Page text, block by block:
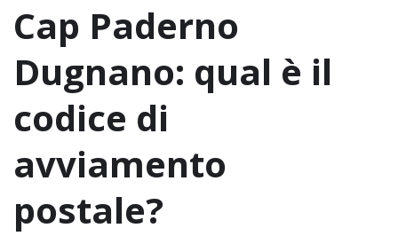
Cap Paderno
Dugnano: qual è il
codice di
avviamento
postale?